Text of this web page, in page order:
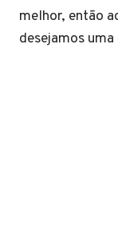
melhor, então
desejamos